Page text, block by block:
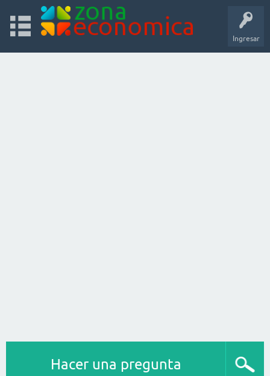
Ingresar
Hacer una pregunta